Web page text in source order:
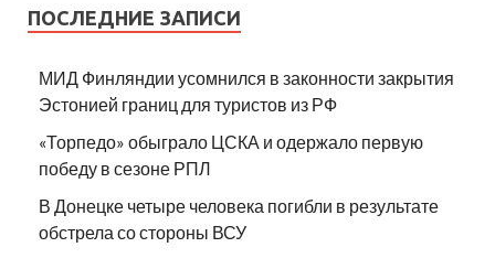
ПОСЛЕДНИЕ ЗАПИСИ
МИД Финляндии усомнился в законности закрытия
Эстонией границ для туристов из РФ
«Торпедо» обыграло ЦСКА и одержало первую
победу в сезоне РПЛ
В Донецке четыре человека погибли в результате
обстрела со стороны ВСУ